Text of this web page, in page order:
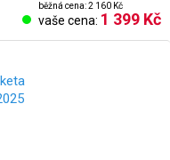
běžná cena: 2 160 Kč
vaše cena: 1 399 Kč